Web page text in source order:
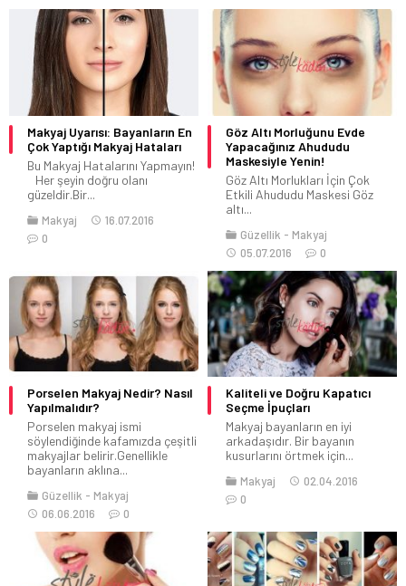
Makyaj Uyarısı: Bayanların En
Çok Yaptığı Makyaj Hataları
Bu Makyaj Hatalarını Yapmayın!
Her şeyin doğru olanı
güzeldir.Bir...
Makyaj
16.07.2016
0
Göz Altı Morluğunu Evde
Yapacağınız Ahududu
Maskesiyle Yenin!
Göz Altı Morlukları İçin Çok
Etkili Ahududu Maskesi Göz
altı...
Güzellik
Makyaj
05.07.2016
0
Porselen Makyaj Nedir? Nasıl
Yapılmalıdır?
Porselen makyaj ismi
söylendiğinde kafamızda çeşitli
makyajlar belirir.Genellikle
bayanların aklına...
Güzellik
Makyaj
06.06.2016
0
Kaliteli ve Doğru Kapatıcı
Seçme İpuçları
Makyaj bayanların en iyi
arkadaşıdır. Bir bayanın
kusurlarını örtmek için...
Makyaj
02.04.2016
0